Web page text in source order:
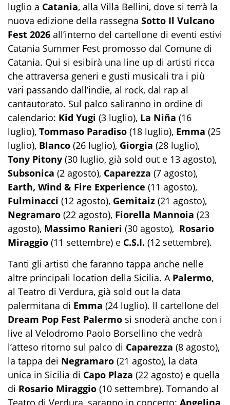
luglio a Catania, alla Villa Bellini, dove si terrà la
nuova edizione della rassegna Sotto Il Vulcano
Fest 2026 all’interno del cartellone di eventi estivi
Catania Summer Fest promosso dal Comune di
Catania. Qui si esibirà una line up di artisti ricca
che attraversa generi e gusti musicali tra i più
vari passando dall’indie, al rock, dal rap al
cantautorato. Sul palco saliranno in ordine di
calendario: Kid Yugi (3 luglio), La Niña (16
luglio), Tommaso Paradiso (18 luglio), Emma (25
luglio), Blanco (26 luglio), Giorgia (28 luglio),
Tony Pitony (30 luglio, già sold out e 13 agosto),
Subsonica (2 agosto), Caparezza (7 agosto),
Earth, Wind & Fire Experience (11 agosto),
Fulminacci (12 agosto), Gemitaiz (21 agosto),
Negramaro (22 agosto), Fiorella Mannoia (23
agosto), Massimo Ranieri (30 agosto), Rosario
Miraggio (11 settembre) e C.S.I. (12 settembre).
Tanti gli artisti che faranno tappa anche nelle
altre principali location della Sicilia. A Palermo,
al Teatro di Verdura, già sold out la data
palermitana di Emma (24 luglio). Il cartellone del
Dream Pop Fest Palermo si snoderà anche con i
live al Velodromo Paolo Borsellino che vedrà
l’atteso ritorno sul palco di Caparezza (8 agosto),
la tappa dei Negramaro (21 agosto), la data
unica in Sicilia di Capo Plaza (22 agosto) e quella
di Rosario Miraggio (10 settembre). Tornando al